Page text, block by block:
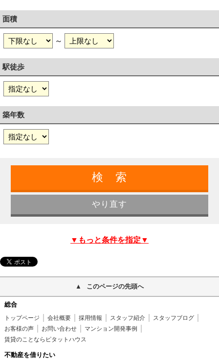
面積
～
駅徒歩
築年数
▼もっと条件を指定▼
このページの先頭へ
総合
トップページ 会社概要 採用情報 スタッフ紹介
スタッフブログ
お客様の声
お問い合わせ
マンション開発事例
賃貸のことならピタットハウス
不動産を借りたい